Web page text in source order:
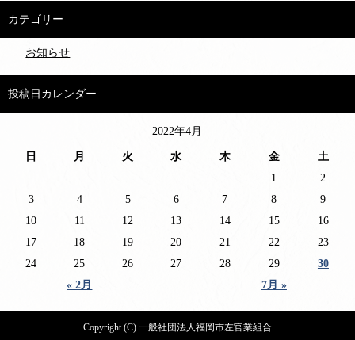
カテゴリー
お知らせ
投稿日カレンダー
2022年4月
日 月 火 水 木 金 土
« 2月 7月 »
1
2
3
4 5 6 7 8
9
10
11 12 13 14 15
16
17
18 19 20 21 22
23
24
25 26 27 28 29 30
Copyright (C) 一般社団法人福岡市左官業組合